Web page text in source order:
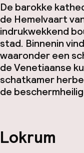
De barokke
de Hemelvaart
indrukwekkend
stad. Binnenin
waaronder een
de Venetiaanse
schatkamer
de
Lokrum